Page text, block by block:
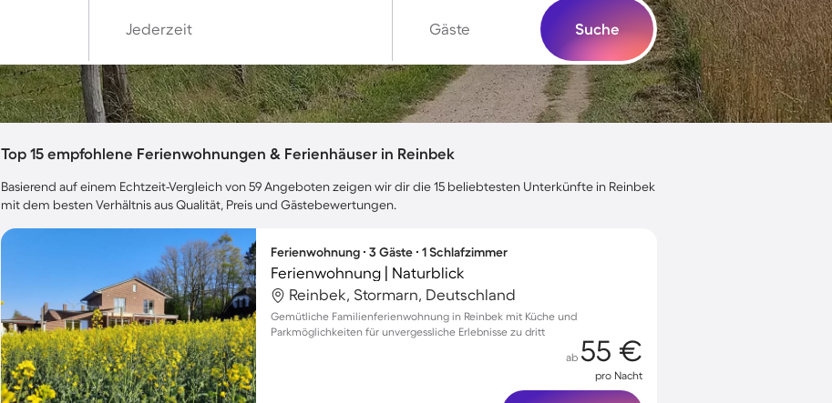
Jederzeit Gäste Suche
Top 15 empfohlene Ferienwohnungen & Ferienhäuser in Reinbek
Basierend auf einem Echtzeit-Vergleich von 59 Angeboten zeigen wir dir die 15 beliebtesten Unterkünfte in Reinbek
mit dem besten Verhältnis aus Qualität, Preis und Gästebewertungen.
Ferienwohnung ∙ 3 Gäste ∙ 1 Schlafzimmer
Ferienwohnung | Naturblick
Reinbek, Stormarn, Deutschland
Gemütliche Familienferienwohnung in Reinbek mit Küche und
Parkmöglichkeiten für unvergessliche Erlebnisse zu dritt
ab 55 €
pro Nacht